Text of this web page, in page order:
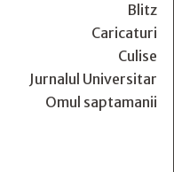
Blitz
Caricaturi
Culise
Jurnalul Universitar
Omul saptamanii